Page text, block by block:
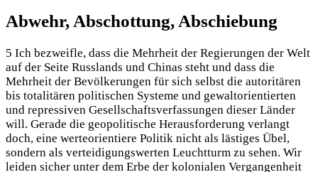
Abwehr, Abschottung, Abschiebung
5 Ich bezweifle, dass die Mehrheit der Regierungen der Welt
auf der Seite Russlands und Chinas steht und dass die
Mehrheit der Bevölkerungen für sich selbst die autoritären
bis totalitären politischen Systeme und gewaltorientierten
und repressiven Gesellschaftsverfassungen dieser Länder
will. Gerade die geopolitische Herausforderung verlangt
doch, eine werteorientiere Politik nicht als lästiges Übel,
sondern als verteidigungswerten Leuchtturm zu sehen. Wir
leiden sicher unter dem Erbe der kolonialen Vergangenheit